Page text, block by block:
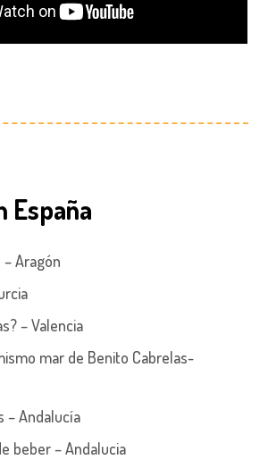
España
Aragón
– Valencia
mar de Benito Cabrelas-
– Andalucía
beber – Andalucia